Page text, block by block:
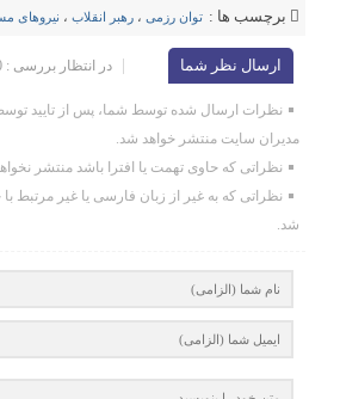
برچسب ها : توان رزمی ،رهبر انقلاب ، نیروهای
ارسال نظر شما در انتظار بررسی : 0
نظرات ارسال شده توسط شما، پس از تایید
مدیران سایت منتشر خواهد شد.
نظراتی که حاوی تهمت یا افترا باشد منتشر
نظراتی که به غیر از زبان فارسی یا غیر مرتبط
شد.